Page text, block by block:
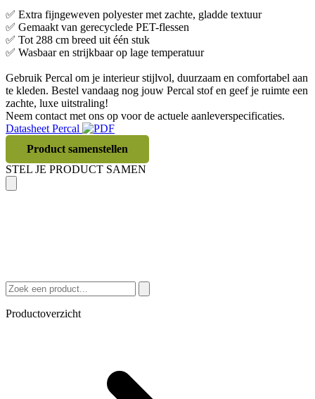
✅ Extra fijngeweven polyester met zachte, gladde textuur
✅ Gemaakt van gerecyclede PET-flessen
✅ Tot 288 cm breed uit één stuk
✅ Wasbaar en strijkbaar op lage temperatuur
Gebruik Percal om je interieur stijlvol, duurzaam en comfortabel aan
te kleden. Bestel vandaag nog jouw Percal stof en geef je ruimte een
zachte, luxe uitstraling!
Neem contact met ons op voor de actuele aanleverspecificaties.
Datasheet Percal
Product samenstellen
STEL JE PRODUCT SAMEN
Productoverzicht